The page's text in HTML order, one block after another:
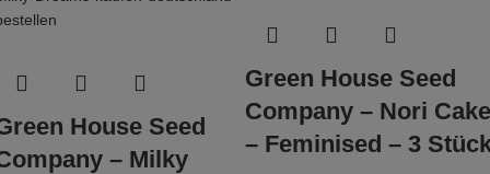
House Seed
– Milky
Green House Seed
Company – Nori Cake
– Feminised – 3